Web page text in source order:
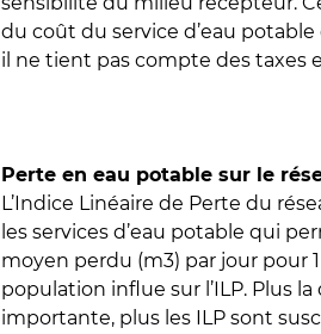
du coût du service d’eau
il ne tient pas compte des taxes
Perte en eau potable sur le
L’Indice Linéaire de Perte du
les services d’eau potable qui
moyen perdu (m3) par jour pour
population influe sur l’ILP. Plus
importante, plus les ILP sont